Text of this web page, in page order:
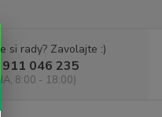
si rady? Zavolajte :)
046 235
8:00 - 18:00)